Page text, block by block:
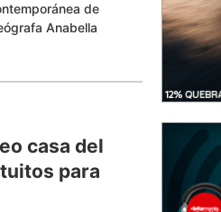
de
Anabella
casa del
para